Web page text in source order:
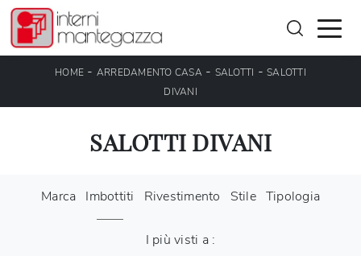
HOME - ARREDAMENTO CASA- SALOTTI -SALOTTI
DIVANI
SALOTTI DIVANI
Marca Imbottiti Rivestimento Stile Tipologia
I più visti a :